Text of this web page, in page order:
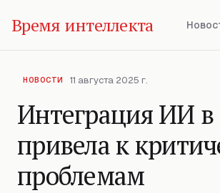
Время интеллекта
НОВОСТИ 11 августа 2025 г.
Интеграция ИИ
привела к
проблемам